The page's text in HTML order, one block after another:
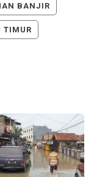
BANJIR
TIMUR